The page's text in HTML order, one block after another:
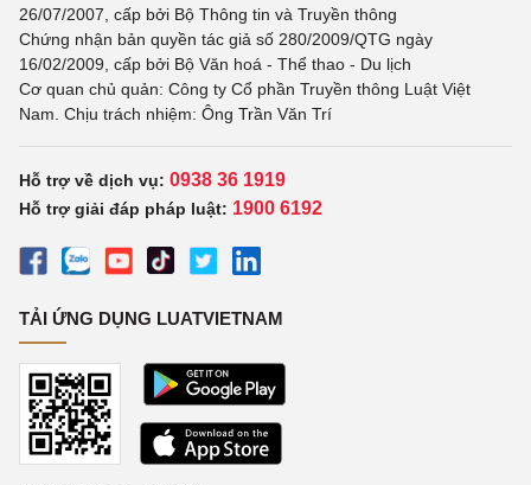
26/07/2007, cấp bởi Bộ Thông tin và Truyền thông
Chứng nhận bản quyền tác giả số 280/2009/QTG ngày
16/02/2009, cấp bởi Bộ Văn hoá - Thể thao - Du lịch
Cơ quan chủ quản: Công ty Cổ phần Truyền thông Luật Việt
Nam. Chịu trách nhiệm: Ông Trần Văn Trí
Hỗ trợ về dịch vụ: 0938 36 1919
Hỗ trợ giải đáp pháp luật: 1900 6192
TẢI ỨNG DỤNG LUATVIETNAM